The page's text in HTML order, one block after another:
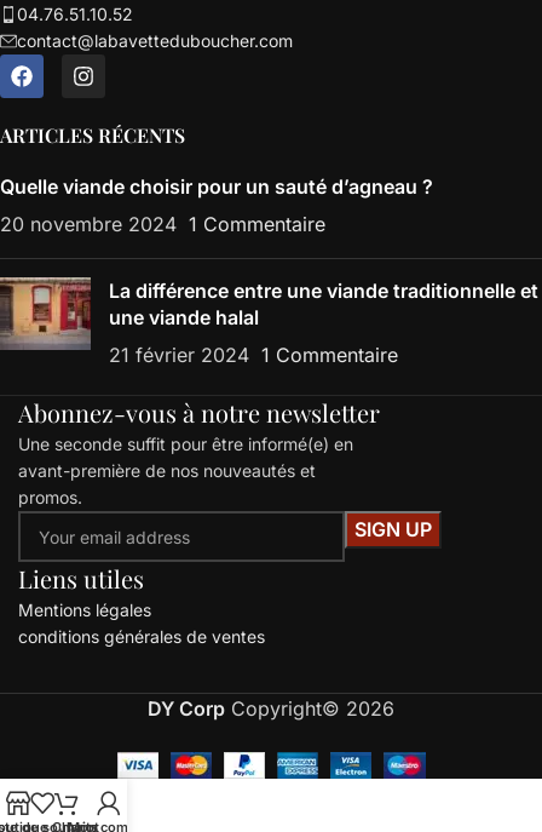
04.76.51.10.52
contact@labavetteduboucher.com
ARTICLES RÉCENTS
Quelle viande choisir pour un sauté d’agneau ?
20 novembre 2024 1 Commentaire
La différence entre une viande traditionnelle et
une viande halal
21 février 2024 1 Commentaire
Abonnez-vous à notre newsletter
Une seconde suffit pour être informé(e) en
avant-première de nos nouveautés et
promos.
Liens utiles
Mentions légales
conditions générales de ventes
DY Corp Copyright© 2026
de souhaits
Chariot
Mon compte